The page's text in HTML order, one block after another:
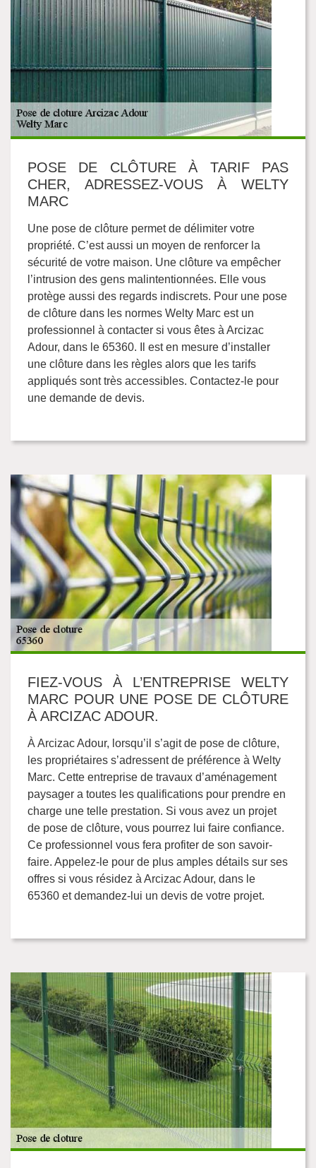
POSE DE CLÔTURE À TARIF PAS
CHER, ADRESSEZ-VOUS À WELTY
MARC
Une pose de clôture permet de délimiter votre
propriété. C’est aussi un moyen de renforcer la
sécurité de votre maison. Une clôture va empêcher
l’intrusion des gens malintentionnées. Elle vous
protège aussi des regards indiscrets. Pour une pose
de clôture dans les normes Welty Marc est un
professionnel à contacter si vous êtes à Arcizac
Adour, dans le 65360. Il est en mesure d’installer
une clôture dans les règles alors que les tarifs
appliqués sont très accessibles. Contactez-le pour
une demande de devis.
FIEZ-VOUS À L’ENTREPRISE WELTY
MARC POUR UNE POSE DE CLÔTURE
À ARCIZAC ADOUR.
À Arcizac Adour, lorsqu’il s’agit de pose de clôture,
les propriétaires s’adressent de préférence à Welty
Marc. Cette entreprise de travaux d’aménagement
paysager a toutes les qualifications pour prendre en
charge une telle prestation. Si vous avez un projet
de pose de clôture, vous pourrez lui faire confiance.
Ce professionnel vous fera profiter de son savoir-
faire. Appelez-le pour de plus amples détails sur ses
offres si vous résidez à Arcizac Adour, dans le
65360 et demandez-lui un devis de votre projet.